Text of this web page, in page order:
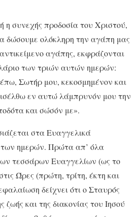
η συνεχής προδοσία του Χριστού,
δώσουμε ολόκληρη την αγάπη μας
αγάπης, εκφράζονται
των τριών αυτών ημερών:
Σωτήρ μου, κεκοσμημένον και
εν αυτώ λάμπρυνόν μου την
και σώσόν με».
στα Ευαγγελικά
ημερών. Πρώτα απ’ όλα
τεσσάρων Ευαγγελίων (ως το
Ώρες (πρώτη, τρίτη, έκτη και
δείχνει ότι ο Σταυρός
ζωής και της διακονίας του Ιησού